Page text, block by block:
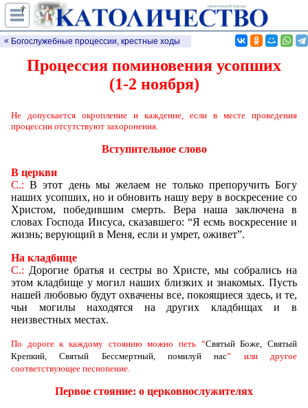
Богослужебные процессии, крестные ходы
Процессия поминовения усопших
(1-2 ноября)
Не допускается окропление и каждение, если в месте проведения
процессии отсутствуют захоронения.
Вступительное слово
В церкви
С.: В этот день мы желаем не только препоручить Богу
наших усопших, но и обновить нашу веру в воскресение со
Христом, победившим смерть. Вера наша заключена в
словах Господа Иисуса, сказавшего: “Я есмь воскресение и
жизнь; верующий в Меня, если и умрет, оживет”.
На кладбище
С.: Дорогие братья и сестры во Христе, мы собрались на
этом кладбище у могил наших близких и знакомых. Пусть
нашей любовью будут охвачены все, покоящиеся здесь, и те,
чьи могилы находятся на других кладбищах и в
неизвестных местах.
По дороге к каждому стоянию можно петь “Святый Боже, Святый
Крепкий, Святый Бессмертный, помилуй нас” или другое
соответствующее песнопение.
Первое стояние: о церковнослужителях
Процессия поминовения усопших
Для католиков латинского обряда.
кн.: Малый требник. М., 2000.
†